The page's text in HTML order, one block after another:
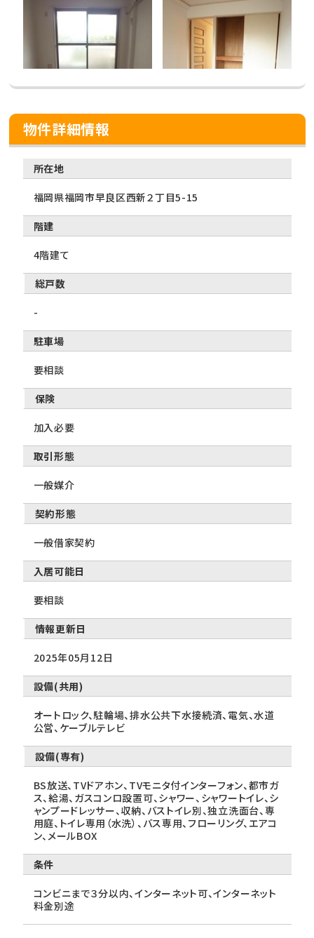
物件詳細情報
所在地
福岡県福岡市早良区西新２丁目5-15
階建
4階建て
総戸数
-
駐車場
要相談
保険
加入必要
取引形態
一般媒介
契約形態
一般借家契約
入居可能日
要相談
情報更新日
2025年05月12日
設備(共用)
オートロック、駐輪場、排水公共下水接続済、電気、水道
公営、ケーブルテレビ
設備(専有)
BS放送、TVドアホン、TVモニタ付インターフォン、都市ガ
ス、給湯、ガスコンロ設置可、シャワー、シャワートイレ、シ
ャンプードレッサー、収納、バストイレ別、独立洗面台、専
用庭、トイレ専用（水洗）、バス専用、フローリング、エアコ
ン、メールBOX
条件
コンビニまで３分以内、インターネット可、インターネット
料金別途